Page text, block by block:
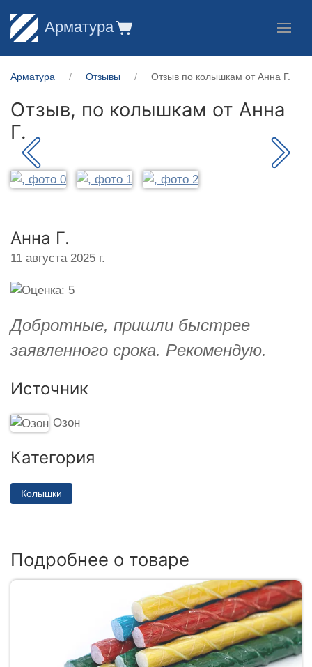
Арматура
Арматура Отзывы Отзыв по колышкам от Анна Г.
Отзыв, по колышкам от Анна
Г.
Анна Г.
11 августа 2025 г.
Добротные, пришли быстрее
заявленного срока. Рекомендую.
Источник
Озон
Категория
Колышки
Подробнее о товаре